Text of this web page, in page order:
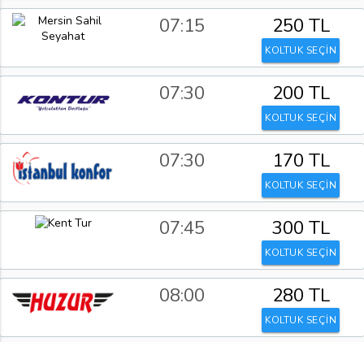
07:15 250 TL
KOLTUK SEÇİN
07:30 200 TL
KOLTUK SEÇİN
07:30 170 TL
KOLTUK SEÇİN
07:45 300 TL
KOLTUK SEÇİN
08:00 280 TL
KOLTUK SEÇİN